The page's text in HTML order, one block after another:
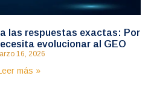
las respuestas exactas: Por
evolucionar al GEO
16, 2026
más »